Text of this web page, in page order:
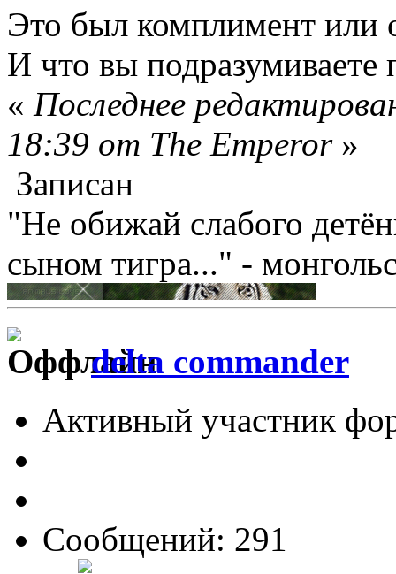
Это был комплимент или
И что вы подразумиваете
« Последнее
18:39 от The Emperor»
Записан
"Не обижай слабого
сыном тигра..." -
delta commander
Активный участник
Сообщений: 291